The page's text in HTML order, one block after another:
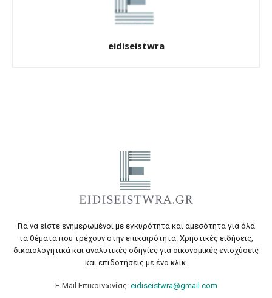
eidiseistwra
Για να είστε ενημερωμένοι με εγκυρότητα και αμεσότητα για όλα
τα θέματα που τρέχουν στην επικαιρότητα. Χρηστικές ειδήσεις,
δικαιολογητικά και αναλυτικές οδηγίες για οικονομικές ενισχύσεις
και επιδοτήσεις με ένα κλικ.
E-Mail Επικοινωνίας: eidiseistwra@gmail.com